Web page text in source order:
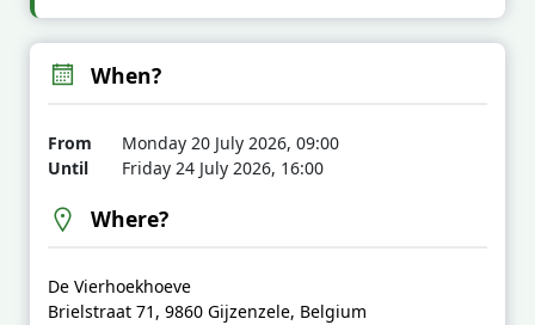
When?
From
Monday 20 July 2026, 09:00
Until
Friday 24 July 2026, 16:00
Where?
De Vierhoekhoeve
Brielstraat 71, 9860 Gijzenzele, Belgium